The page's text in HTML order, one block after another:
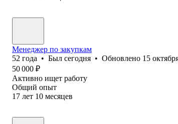
Менеджер по закупкам
52 года • Был сегодня • Обновлено 15
50 000 ₽
Активно ищет работу
Общий опыт
17 лет 10 месяцев